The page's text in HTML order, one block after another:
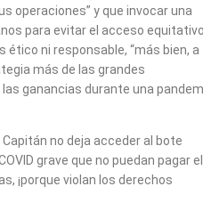
operaciones” y que invocar una
para evitar el acceso
ético ni responsable, “más bien, a
más de las grandes
ganancias durante una
no deja acceder al bote
grave que no puedan pagar el
¡porque violan los derechos